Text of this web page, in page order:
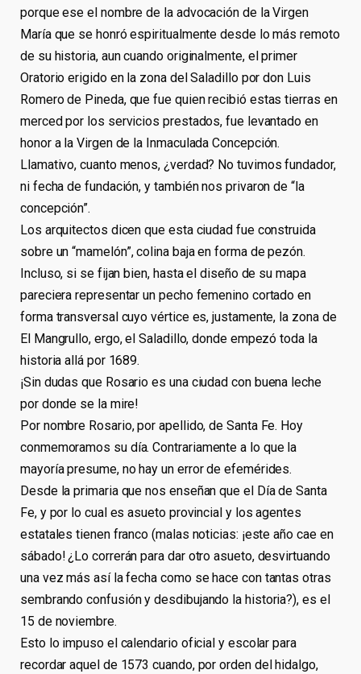
porque ese el nombre de la advocación de la Virgen
María que se honró espiritualmente desde lo más remoto
de su historia, aun cuando originalmente, el primer
Oratorio erigido en la zona del Saladillo por don Luis
Romero de Pineda, que fue quien recibió estas tierras en
merced por los servicios prestados, fue levantado en
honor a la Virgen de la Inmaculada Concepción.
Llamativo, cuanto menos, ¿verdad? No tuvimos fundador,
ni fecha de fundación, y también nos privaron de “la
concepción”.
Los arquitectos dicen que esta ciudad fue construida
sobre un “mamelón”, colina baja en forma de pezón.
Incluso, si se fijan bien, hasta el diseño de su mapa
pareciera representar un pecho femenino cortado en
forma transversal cuyo vértice es, justamente, la zona de
El Mangrullo, ergo, el Saladillo, donde empezó toda la
historia allá por 1689.
¡Sin dudas que Rosario es una ciudad con buena leche
por donde se la mire!
Por nombre Rosario, por apellido, de Santa Fe. Hoy
conmemoramos su día. Contrariamente a lo que la
mayoría presume, no hay un error de efemérides.
Desde la primaria que nos enseñan que el Día de Santa
Fe, y por lo cual es asueto provincial y los agentes
estatales tienen franco (malas noticias: ¡este año cae en
sábado! ¿Lo correrán para dar otro asueto, desvirtuando
una vez más así la fecha como se hace con tantas otras
sembrando confusión y desdibujando la historia?), es el
15 de noviembre.
Esto lo impuso el calendario oficial y escolar para
recordar aquel de 1573 cuando, por orden del hidalgo,